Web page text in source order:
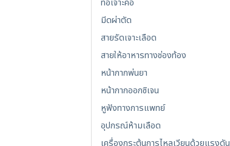
ท่อเจาะคอ
มีดผ่าตัด
สายรัดเจาะเลือด
สายให้อาหารทางช่องท้อง
หน้ากากพ่นยา
หน้ากากออกซิเจน
หูฟังทางการแพทย์
อุปกรณ์ห้ามเลือด
เครื่องกระตุ้นการไหลเวียนด้วยแรงดัน